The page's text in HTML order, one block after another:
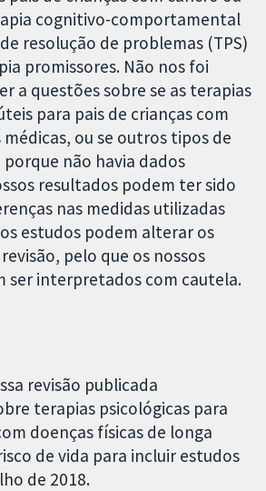
cognitivo-comportamental
resolução de problemas (TPS)
promissores. Não nos foi
a questões sobre se as terapias
para pais de crianças com
ou se outros tipos de
não havia dados
resultados podem ter sido
nas medidas utilizadas
estudos podem alterar os
pelo que os nossos
ser interpretados com cautela.
revisão publicada
terapias psicológicas para
doenças físicas de longa
de vida para incluir estudos
de 2018.